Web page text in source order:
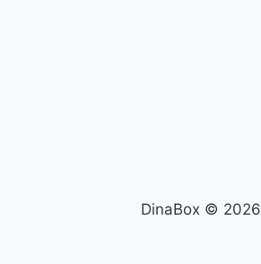
DinaBox © 2026